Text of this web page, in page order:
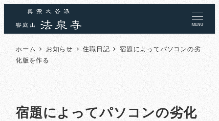
MENU
ホーム お知らせ 住職日記
宿題によってパソコンの劣
化版を作る
宿題によってパソコンの劣化